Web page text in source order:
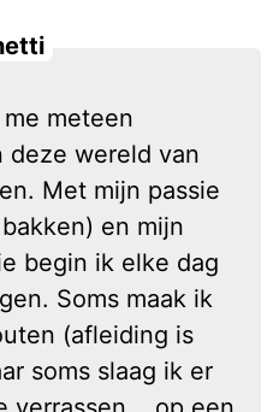
meteen
deze wereld van
Met mijn passie
en mijn
begin ik elke dag
Soms maak ik
(afleiding is
soms slaag ik er